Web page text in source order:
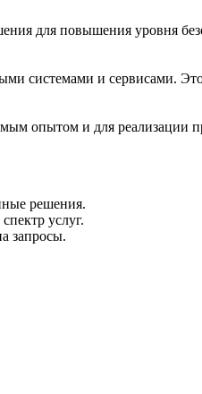
для повышения уровня
системами и сервисами.
опытом и для реализации
решения.
услуг.
запросы.